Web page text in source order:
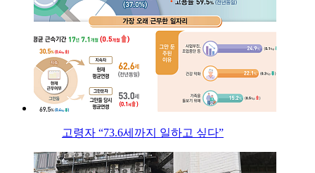
고령자 “73.6세까지 일하고 싶다”